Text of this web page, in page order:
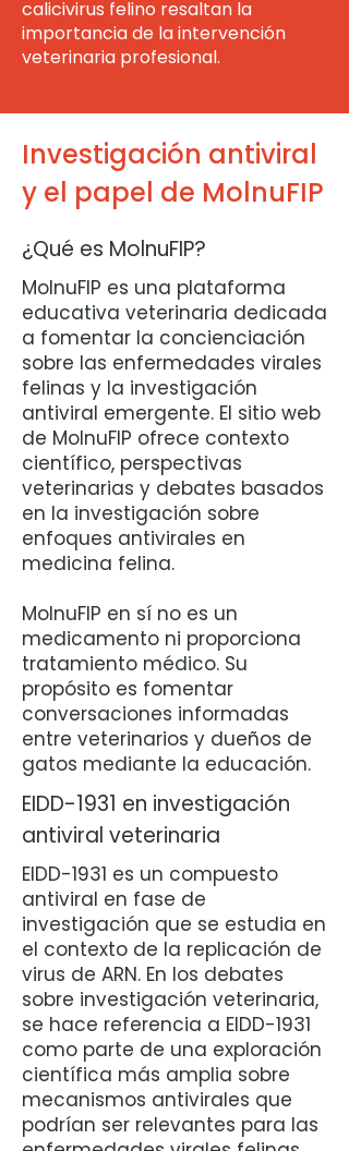
calicivirus felino resaltan la
importancia de la intervención
veterinaria profesional.
Investigación antiviral
y el papel de MolnuFIP
¿Qué es MolnuFIP?
MolnuFIP es una plataforma
educativa veterinaria dedicada
a fomentar la concienciación
sobre las enfermedades virales
felinas y la investigación
antiviral emergente. El sitio web
de MolnuFIP ofrece contexto
científico, perspectivas
veterinarias y debates basados
en la investigación sobre
enfoques antivirales en
medicina felina.
MolnuFIP en sí no es un
medicamento ni proporciona
tratamiento médico. Su
propósito es fomentar
conversaciones informadas
entre veterinarios y dueños de
gatos mediante la educación.
EIDD-1931 en investigación
antiviral veterinaria
EIDD-1931 es un compuesto
antiviral en fase de
investigación que se estudia en
el contexto de la replicación de
virus de ARN. En los debates
sobre investigación veterinaria,
se hace referencia a EIDD-1931
como parte de una exploración
científica más amplia sobre
mecanismos antivirales que
podrían ser relevantes para las